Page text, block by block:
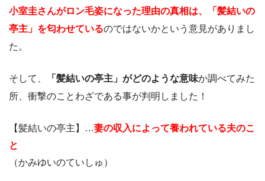
小室圭さんがロン毛姿になった理由の真相は、「髪結いの
亭主」を匂わせているのではないかという意見がありまし
た。
そして、 「髪結いの亭主」がどのような意味か調べてみた
所、衝撃のことわざである事が判明しました！
【髪結いの亭主】…妻の収入によって養われている夫のこ
と
（かみゆいのていしゅ）